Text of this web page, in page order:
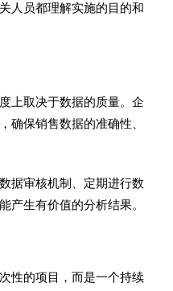
人员都理解实施的目的和
上取决于数据的质量。企
确保销售数据的准确性、
据审核机制、定期进行数
产生有价值的分析结果。
性的项目，而是一个持续